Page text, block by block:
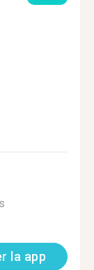
la app